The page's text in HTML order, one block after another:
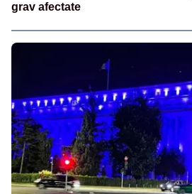
grav afectate